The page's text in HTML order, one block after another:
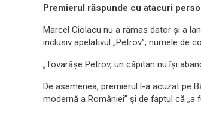
Premierul răspunde cu atacuri
Marcel Ciolacu nu a rămas dator și a
inclusiv apelativul „Petrov”, numele de
„Tovarășe Petrov, un căpitan nu își
De asemenea, premierul l-a acuzat pe
modernă a României” și de faptul că